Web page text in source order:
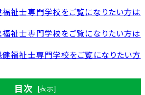
祉士専門学校をご覧になりたい方は
祉士専門学校をご覧になりたい方は
福祉士専門学校をご覧になりたい方
目次 [表示]